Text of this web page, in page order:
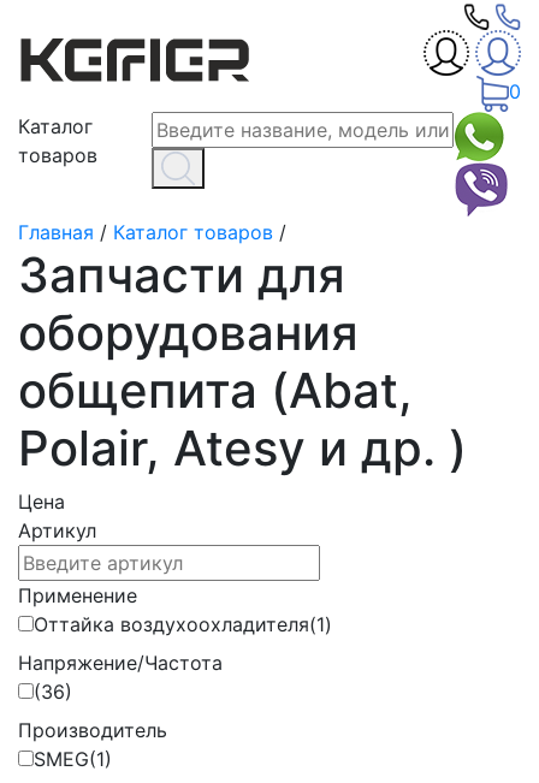
0
Каталог
товаров
Главная / Каталог товаров /
Запчасти для
оборудования
общепита (Abat,
Polair, Atesy и др. )
Цена
Артикул
Применение
Оттайка воздухоохладителя(1)
Напряжение/Частота
(36)
Производитель
SMEG(1)